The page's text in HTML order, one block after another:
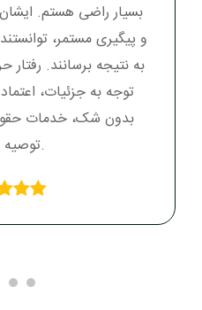
بسیار راضی هستم. ایشان
و پیگیری مستمر،
به نتیجه برسانند. رفتار
توجه به جزئیات،
بدون شک، خدمات
توصیه می‌کنم.